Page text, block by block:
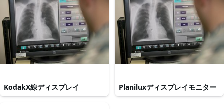
KodakX線ディスプレイ Planiluxディスプレイモニター